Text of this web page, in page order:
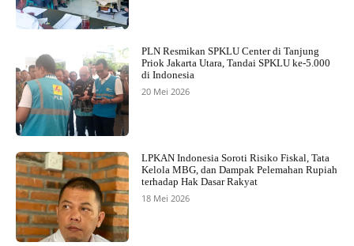
PLN Resmikan SPKLU Center di Tanjung
Priok Jakarta Utara, Tandai SPKLU ke-5.000
di Indonesia
20 Mei 2026
LPKAN Indonesia Soroti Risiko Fiskal, Tata
Kelola MBG, dan Dampak Pelemahan Rupiah
terhadap Hak Dasar Rakyat
18 Mei 2026